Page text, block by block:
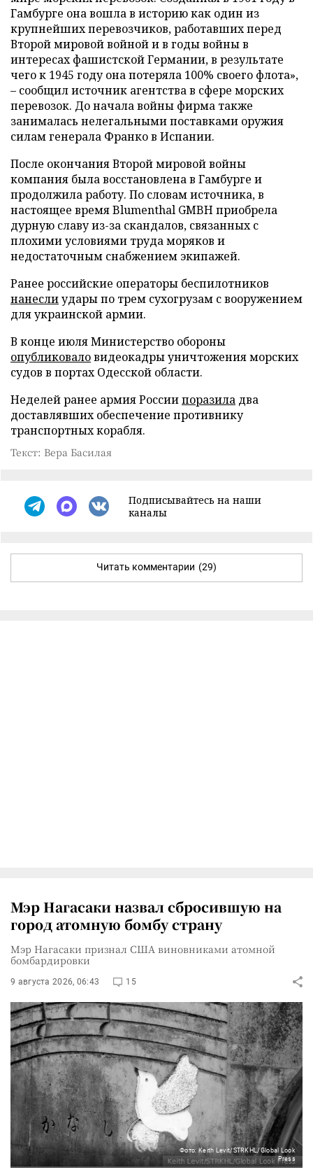
Гамбурге она вошла в историю как один из
крупнейших перевозчиков, работавших перед
Второй мировой войной и в годы войны в
интересах фашистской Германии, в результате
чего к 1945 году она потеряла 100% своего флота»,
– сообщил источник агентства в сфере морских
перевозок. До начала войны фирма также
занималась нелегальными поставками оружия
силам генерала Франко в Испании.
После окончания Второй мировой войны
компания была восстановлена в Гамбурге и
продолжила работу. По словам источника, в
настоящее время Blumenthal GMBH приобрела
дурную славу из-за скандалов, связанных с
плохими условиями труда моряков и
недостаточным снабжением экипажей.
Ранее российские операторы беспилотников
нанеслиудары по трем сухогрузам с вооружением
для украинской армии.
В конце июля Министерство обороны
опубликоваловидеокадры уничтожения морских
судов в портах Одесской области.
Неделей ранее армия Россиипоразила два
доставлявших обеспечение противнику
транспортных корабля.
Текст: Вера Басилая
Подписывайтесь на наши
каналы
Читать комментарии (29)
Мэр Нагасаки назвал сбросившую на
город атомную бомбу страну
Мэр Нагасаки признал США виновниками атомной
бомбардировки
9 августа 2026, 06:43 15
Фото: Keith Levit/STRKHL/Global Look
Press